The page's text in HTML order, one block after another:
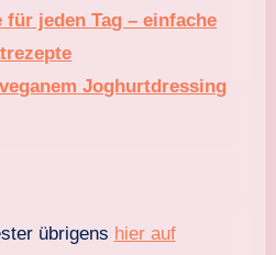
für jeden Tag – einfache
Joghurtdressing
übrigens hier auf